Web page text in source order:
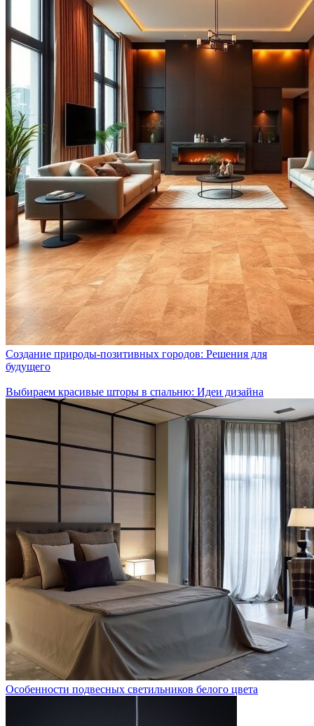
Создание природы-позитивных городов: Решения для
будущего
Выбираем красивые шторы в спальню: Идеи дизайна
Особенности подвесных светильников белого цвета